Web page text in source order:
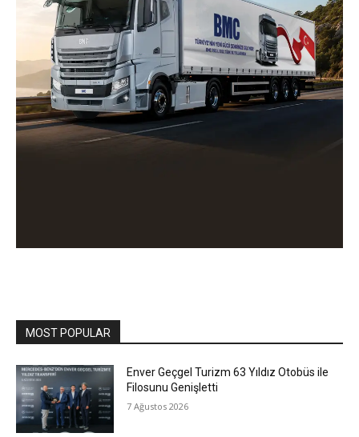
MOST POPULAR
Enver Geçgel Turizm 63 Yıldız Otobüs ile
Filosunu Genişletti
7 Ağustos 2026